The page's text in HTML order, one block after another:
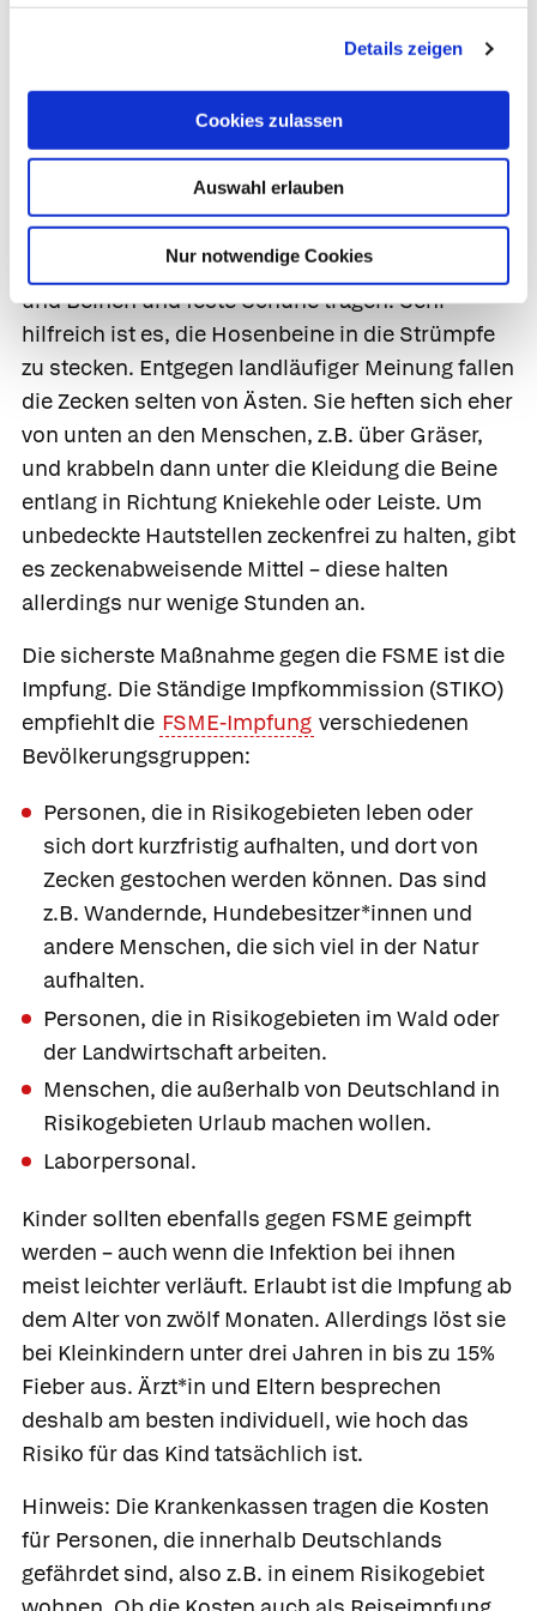
Details zeigen
Cookies zulassen
Auswahl erlauben
Nur notwendige Cookies
Da es zur Behandlung der FSME keine spezielle
Therapie gibt, ist Vorbeugen umso wichtiger.
Basismaßnahme ist der Schutz vor
Zeckenstichen. Wer sich in der Natur aufhält,
sollte geschlossene Kleidung mit langen Ärmeln
und Beinen und feste Schuhe tragen. Sehr
hilfreich ist es, die Hosenbeine in die Strümpfe
zu stecken. Entgegen landläufiger Meinung fallen
die Zecken selten von Ästen. Sie heften sich eher
von unten an den Menschen, z.B. über Gräser,
und krabbeln dann unter die Kleidung die Beine
entlang in Richtung Kniekehle oder Leiste. Um
unbedeckte Hautstellen zeckenfrei zu halten, gibt
es zeckenabweisende Mittel – diese halten
allerdings nur wenige Stunden an.
Die sicherste Maßnahme gegen die FSME ist die
Impfung. Die Ständige Impfkommission (STIKO)
empfiehlt die FSME-Impfung verschiedenen
Bevölkerungsgruppen:
Personen, die in Risikogebieten leben oder
sich dort kurzfristig aufhalten, und dort von
Zecken gestochen werden können. Das sind
z.B. Wandernde, Hundebesitzer*innen und
andere Menschen, die sich viel in der Natur
aufhalten.
Personen, die in Risikogebieten im Wald oder
der Landwirtschaft arbeiten.
Menschen, die außerhalb von Deutschland in
Risikogebieten Urlaub machen wollen.
Laborpersonal.
Kinder sollten ebenfalls gegen FSME geimpft
werden – auch wenn die Infektion bei ihnen
meist leichter verläuft. Erlaubt ist die Impfung ab
dem Alter von zwölf Monaten. Allerdings löst sie
bei Kleinkindern unter drei Jahren in bis zu 15%
Fieber aus. Ärzt*in und Eltern besprechen
deshalb am besten individuell, wie hoch das
Risiko für das Kind tatsächlich ist.
Hinweis: Die Krankenkassen tragen die Kosten
für Personen, die innerhalb Deutschlands
gefährdet sind, also z.B. in einem Risikogebiet